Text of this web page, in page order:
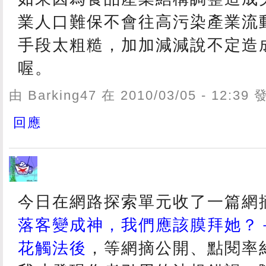
業人口難保不會往高污染產業流
手段太粗糙，加加減減說不定造
喔。
由 Barking47 在 2010/03/05 - 12:39
回應
今日在網路探索單元收了一篇網
落客變成神，我們應該膜拜她？
花觸法後 ，等網摘公開、點閱